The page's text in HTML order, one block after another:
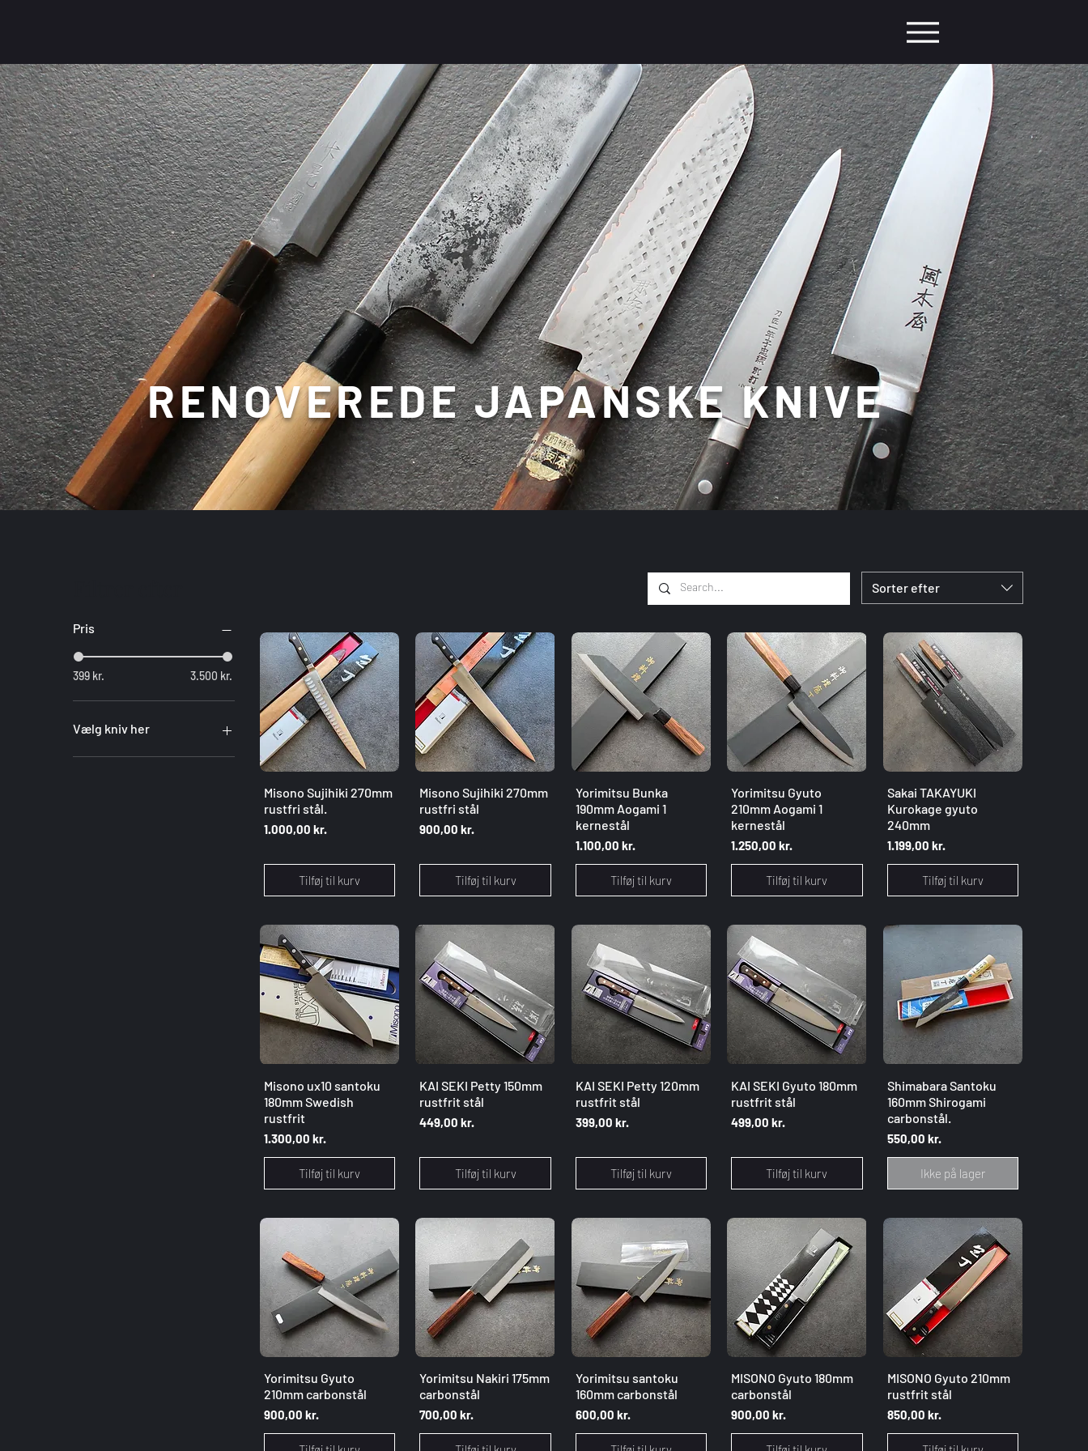
RENOVEREDE JAPANSKE KNIVE
Pris
399 kr. 3.500 kr.
Vælg kniv her
1
Sorter efter
Hurtigvisning
Misono Sujihiki 270mm
rustfri stål.
Pris
1.000,00 kr.
Tilføj til kurv
Hurtigvisning
Misono Sujihiki 270mm
rustfri stål
Pris
900,00 kr.
Tilføj til kurv
Hurtigvisning
Yorimitsu Bunka
190mm Aogami 1
kernestål
Pris
1.100,00 kr.
Tilføj til kurv
Hurtigvisning
Yorimitsu Gyuto
210mm Aogami 1
kernestål
Pris
1.250,00 kr.
Tilføj til kurv
Hurtigvisning
Sakai TAKAYUKI
Kurokage gyuto
240mm
Pris
1.199,00 kr.
Tilføj til kurv
Hurtigvisning
Misono ux10 santoku
180mm Swedish
rustfrit
Pris
1.300,00 kr.
Tilføj til kurv
Hurtigvisning
KAI SEKI Petty 150mm
rustfrit stål
Pris
449,00 kr.
Tilføj til kurv
Hurtigvisning
KAI SEKI Petty 120mm
rustfrit stål
Pris
399,00 kr.
Tilføj til kurv
Hurtigvisning
KAI SEKI Gyuto 180mm
rustfrit stål
Pris
499,00 kr.
Tilføj til kurv
Hurtigvisning
Shimabara Santoku
160mm Shirogami
carbonstål.
Pris
550,00 kr.
Ikke på lager
Hurtigvisning
Yorimitsu Gyuto
210mm carbonstål
Pris
900,00 kr.
Hurtigvisning
Yorimitsu Nakiri 175mm
carbonstål
Pris
700,00 kr.
Hurtigvisning
Yorimitsu santoku
160mm carbonstål
Pris
600,00 kr.
Hurtigvisning
MISONO Gyuto 180mm
carbonstål
Pris
900,00 kr.
Hurtigvisning
MISONO Gyuto 210mm
rustfrit stål
Pris
850,00 kr.